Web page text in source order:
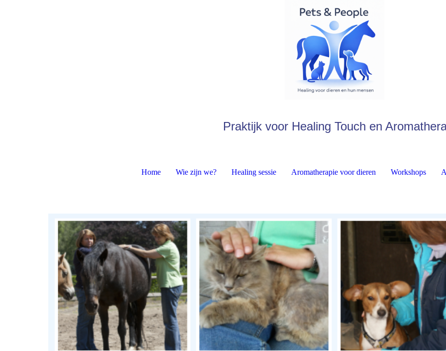
Praktijk voor Healing Touch en
Home Wie zijn we? Healing sessie Aromatherapie voor dieren Workshops